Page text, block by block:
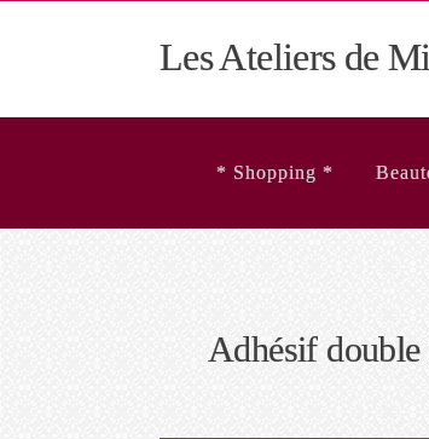
Les Ateliers de
* Shopping *
Adhésif double